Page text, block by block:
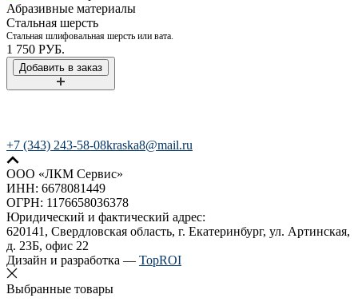
Абразивные материалы
Стальная шерсть
Стальная шлифовальная шерсть или вата.
1 750 РУБ.
+7 (343) 243-58-08kraska8@mail.ru
ООО «ЛКМ Сервис»
ИНН: 6678081449
ОГРН: 1176658036378
Юридический и фактический адрес:
620141, Свердловская область, г. Екатеринбург, ул. Артинская,
д. 23Б, офис 22
Дизайн и разработка — TopROI
Выбранные товары